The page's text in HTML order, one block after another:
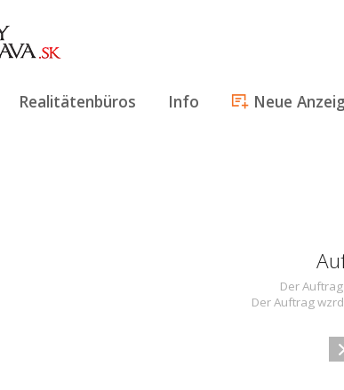
Realitätenbüros Info Neue
Der
Der Auftrag